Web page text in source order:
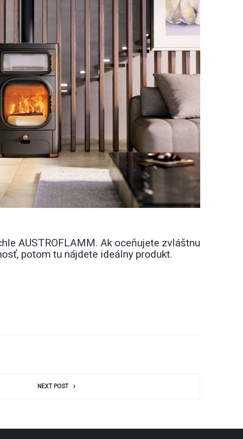
AUSTROFLAMM. Ak oceňujete zvláštnu
potom tu nájdete ideálny produkt.
NEXT POST